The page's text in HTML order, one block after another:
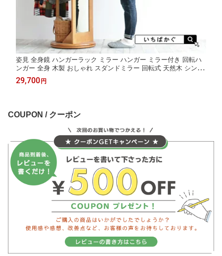
姿見 全身鏡 ハンガーラック ミラー ハンガー ミラー付き 回転ハ
ンガー 全身 木製 おしゃれ スダンドミラー 回転式 天然木 シンプ
ル スリム インテリア ポールハンガー コートハンガー かわいい
玄関 コート掛け 全身鏡 全身ミラー 全身かがみ
29,700 円
COUPON / クーポン